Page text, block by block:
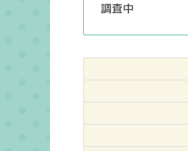
調査中